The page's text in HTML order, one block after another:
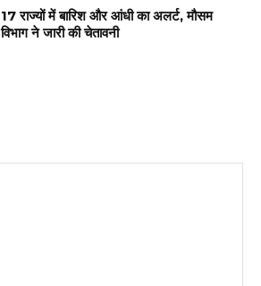
17 राज्यों में बारिश और आंधी का अलर्ट, मौसम
विभाग ने जारी की चेतावनी